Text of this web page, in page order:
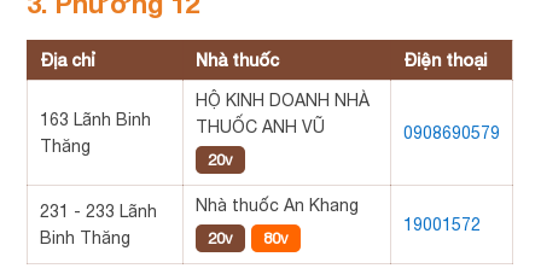
Địa chỉ Nhà thuốc Điện thoại
163 Lãnh Binh
Thăng
HỘ KINH DOANH NHÀ
THUỐC ANH VŨ
20v
0908690579
231 - 233 Lãnh
Binh Thăng
Nhà thuốc An Khang
20v 80v
19001572